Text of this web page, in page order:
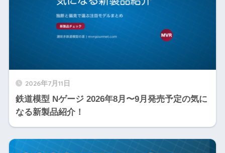
2026年7月11日
鉄道模型 Nゲージ 2026年8月〜9月発売予定の気に
なる新製品紹介！